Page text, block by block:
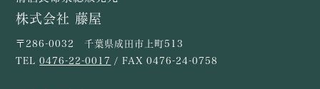
株式会社 藤屋
〒286-0032 千葉県成田市上町513
TEL0476-22-0017 / FAX 0476-24-0758